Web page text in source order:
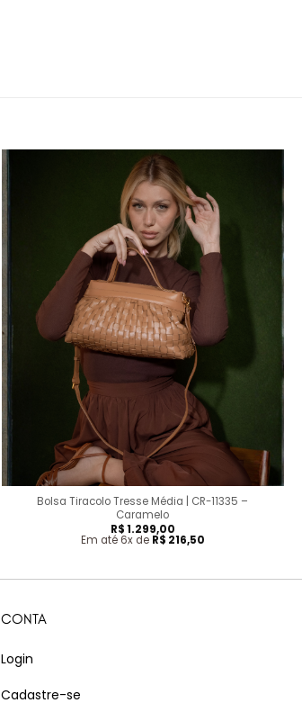
Bolsa Tiracolo Tresse Média | CR-11335 –
Caramelo
R$1.299,00
Em até 6x de R$ 216,50
CONTA
Login
Cadastre-se